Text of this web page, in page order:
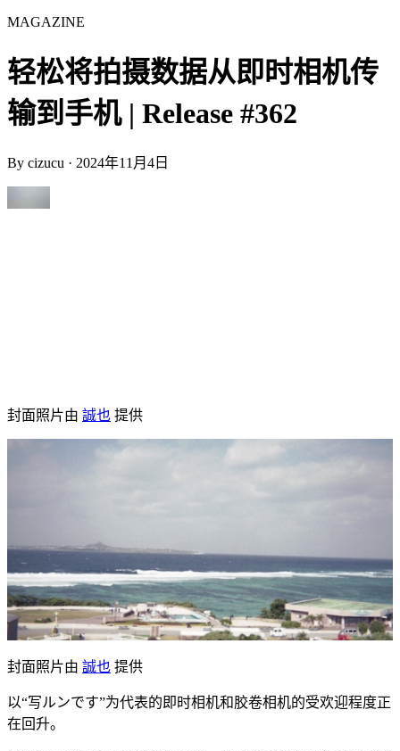
MAGAZINE
轻松将拍摄数据从即时相机传
输到手机 | Release #362
By cizucu · 2024年11月4日
封面照片由 誠也 提供
封面照片由 誠也 提供
以“写ルンです”为代表的即时相机和胶卷相机的受欢迎程度正
在回升。